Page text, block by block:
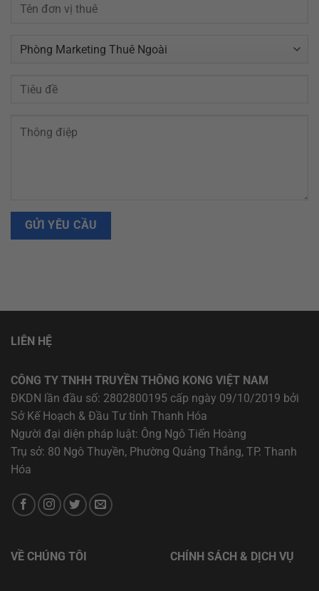
LIÊN HỆ
CÔNG TY TNHH TRUYỀN THÔNG KONG VIỆT NAM
ĐKDN lần đầu số: 2802800195 cấp ngày 09/10/2019 bởi
Sở Kế Hoạch & Đầu Tư tỉnh Thanh Hóa
Người đại diện pháp luật: Ông Ngô Tiến Hoàng
Trụ sở: 80 Ngô Thuyền, Phường Quảng Thắng, TP. Thanh
Hóa
VỀ CHÚNG TÔI CHÍNH SÁCH & DỊCH VỤ